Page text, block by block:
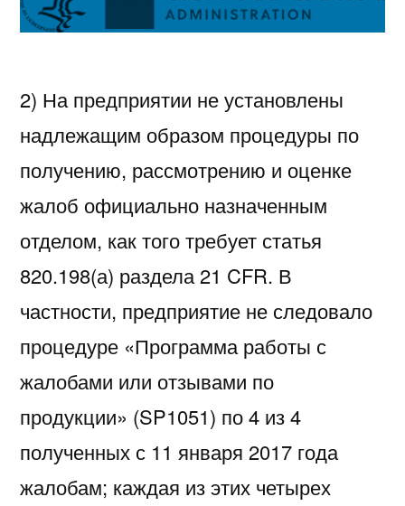
2) На предприятии не установлены
надлежащим образом процедуры по
получению, рассмотрению и оценке
жалоб официально назначенным
отделом, как того требует статья
820.198(а) раздела 21 CFR. В
частности, предприятие не следовало
процедуре «Программа работы с
жалобами или отзывами по
продукции» (SP1051) по 4 из 4
полученных с 11 января 2017 года
жалобам; каждая из этих четырех